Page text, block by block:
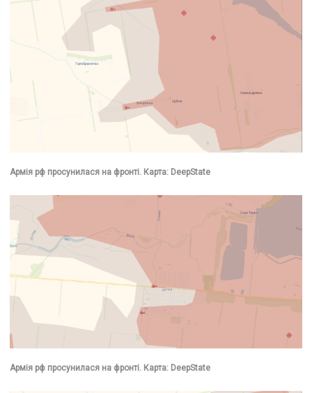
Армія рф просунилася на фронті. Карта: DeepState
Армія рф просунилася на фронті. Карта: DeepState